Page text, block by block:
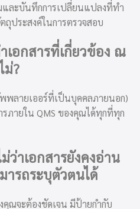
และบันทึกการเปลี่ยนแปลงที่ทำ
ประสงค์ในการตรวจสอบ
อกสารที่เกี่ยวข้อง ณ
ม่?
ลายเออร์ที่เป็นบุคคลภายนอก)
รภายใน QMS ของคุณได้ทุกที่ทุก
ว่าเอกสารยังคงอ่าน
ารถระบุตัวตนได้
คุณจะต้องชัดเจน มีป้ายกำกับ